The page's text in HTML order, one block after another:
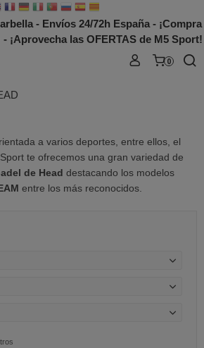
- Envíos 24/72h España - ¡Compra
¡Aprovecha las OFERTAS de M5 Sport!
0
a varios deportes, entre ellos, el
te ofrecemos una gran variedad de
de Head destacando los modelos
entre los más reconocidos.